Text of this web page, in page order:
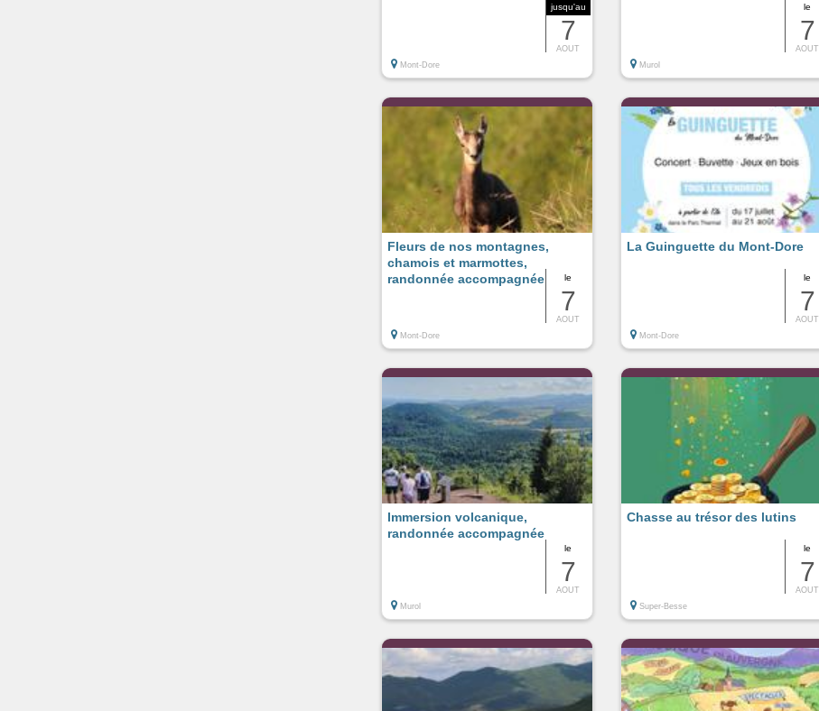
jusqu'au
7
AOUT
Mont-Dore
le
7
AOUT
Murol
le
7
AOUT
Fleurs de nos montagnes,
chamois et marmottes,
randonnée accompagnée
Mont-Dore
le
7
AOUT
La Guinguette du Mont-Dore
Mont-Dore
le
7
AOUT
Immersion volcanique,
randonnée accompagnée
Murol
le
7
AOUT
Chasse au trésor des lutins
Super-Besse